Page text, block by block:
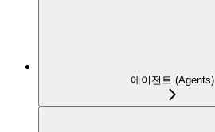
에이전트 (Agents)